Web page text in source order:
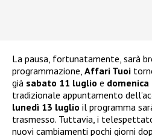
La pausa, fortunatamente, sarà
programmazione, Affari Tuoi
già sabato 11 luglio e
tradizionale appuntamento
lunedì 13 luglio il programma
trasmesso. Tuttavia, i
nuovi cambiamenti pochi giorni